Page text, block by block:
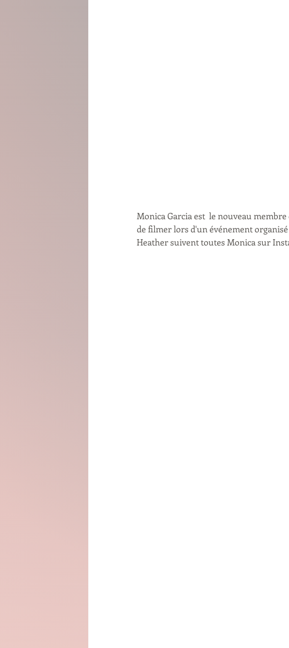
Monica Garcia est  le nouveau
de filmer lors d'un événement
Heather suivent toutes Monica sur